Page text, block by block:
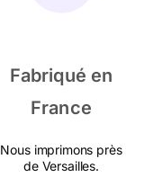
Fabriqué en
France
Nous imprimons près
de Versailles.